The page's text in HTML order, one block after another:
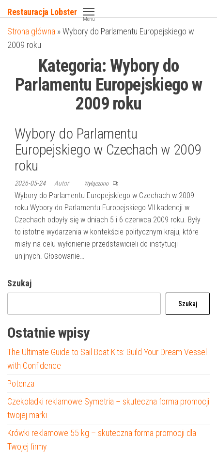
do
treści
Restauracja Lobster
Menu
Strona główna »Wybory do Parlamentu Europejskiego w
2009 roku
Kategoria: Wybory do
Parlamentu Europejskiego w
2009 roku
Wybory do Parlamentu
Europejskiego w Czechach w 2009
roku
2026-05-24 Autor Wyłączono
Wybory do Parlamentu Europejskiego w Czechach w 2009
roku Wybory do Parlamentu Europejskiego VII kadencji w
Czechach odbyły się w dniach 5 i 6 czerwca 2009 roku. Były
to istotne wydarzenia w kontekście politycznym kraju, które
miały na celu wyłonienie przedstawicieli do instytucji
unijnych. Głosowanie…
Szukaj
Szukaj
Ostatnie wpisy
The Ultimate Guide to Sail Boat Kits: Build Your Dream Vessel
with Confidence
Potenza
Czekoladki reklamowe Symetria – skuteczna forma promocji
twojej marki
Krówki reklamowe 55 kg – skuteczna forma promocji dla
Twojej firmy